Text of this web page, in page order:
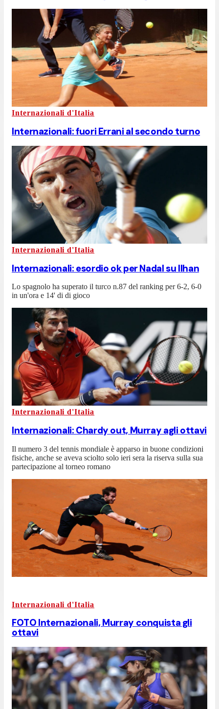
Internazionali d'Italia
Internazionali: fuori Errani al secondo turno
Internazionali d'Italia
Internazionali: esordio ok per Nadal su Ilhan
Lo spagnolo ha superato il turco n.87 del ranking per 6-2, 6-0
in un'ora e 14' di di gioco
Internazionali d'Italia
Internazionali: Chardy out, Murray agli ottavi
Il numero 3 del tennis mondiale è apparso in buone condizioni
fisiche, anche se aveva sciolto solo ieri sera la riserva sulla sua
partecipazione al torneo romano
Internazionali d'Italia
FOTO Internazionali, Murray conquista gli
ottavi